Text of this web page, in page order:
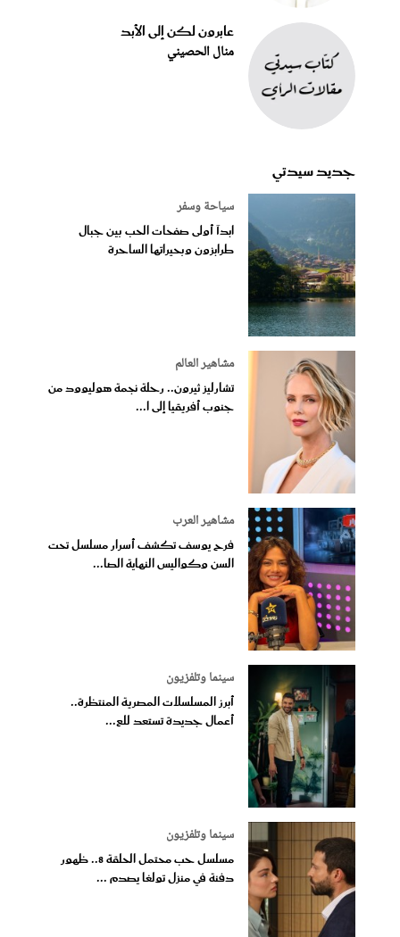
عابرون لكن إلى الأبد
منال الحصيني
جديد سيدتي
سياحة وسفر
ابدآ أولى صفحات الحب بين جبال
طرابزون وبحيراتها الساحرة
مشاهير العالم
تشارليز ثيرون.. رحلة نجمة هوليوود من
جنوب أفريقيا إلى ا...
مشاهير العرب
فرح يوسف تكشف أسرار مسلسل تحت
السن وكواليس النهاية الصا...
سينما وتلفزيون
أبرز المسلسلات المصرية المنتظرة..
أعمال جديدة تستعد للع...
سينما وتلفزيون
مسلسل حب محتمل الحلقة 8.. ظهور
دفنة في منزل تولغا يصدم ...